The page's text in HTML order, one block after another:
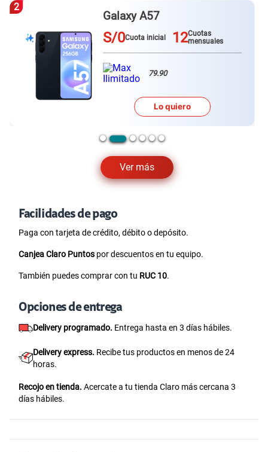
Ver más
2
Galaxy A57
S/0Cuota inicial 12Cuotas
mensuales
79.90
Lo quiero
Facilidades de pago
Paga con tarjeta de crédito, débito o depósito.
Canjea Claro Puntos por descuentos en tu equipo.
También puedes comprar con tu RUC 10.
Opciones de entrega
Delivery programado. Entrega hasta en 3 días hábiles.
Delivery express. Recibe tus productos en menos de 24
horas.
Recojo en tienda. Acercate a tu tienda Claro más cercana 3
días hábiles.